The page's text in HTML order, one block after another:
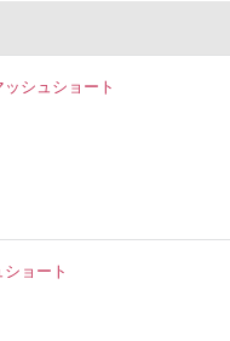
シュショート
ョート